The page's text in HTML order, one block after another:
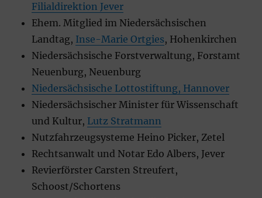
Filialdirektion Jever
Ehem. Mitglied im Niedersächsischen
Landtag, Inse-Marie Ortgies, Hohenkirchen
Niedersächsische Forstverwaltung, Forstamt
Neuenburg, Neuenburg
Niedersächsische Lottostiftung, Hannover
Niedersächsischer Minister für Wissenschaft
und Kultur, Lutz Stratmann
Nutzfahrzeugsysteme Heino Picker, Zetel
Rechtsanwalt und Notar Edo Albers, Jever
Revierförster Carsten Streufert,
Schoost/Schortens